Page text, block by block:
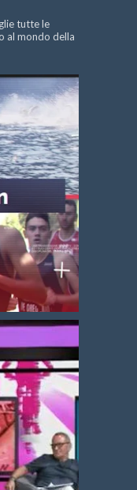
tutte le
al mondo della